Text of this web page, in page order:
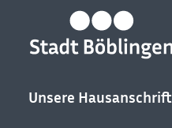
Unsere Hausanschrift